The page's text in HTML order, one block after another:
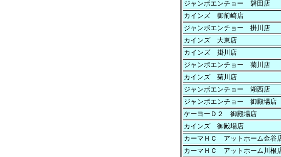
ジャンボエンチョー 磐田店
カインズ 御前崎店
ジャンボエンチョー 掛川店
カインズ 大東店
カインズ 掛川店
ジャンボエンチョー 菊川店
カインズ 菊川店
ジャンボエンチョー 湖西店
ジャンボエンチョー 御殿場店
ケーヨーＤ２ 御殿場店
カインズ 御殿場店
カーマＨＣ アットホーム金谷
カーマＨＣ アットホーム川根